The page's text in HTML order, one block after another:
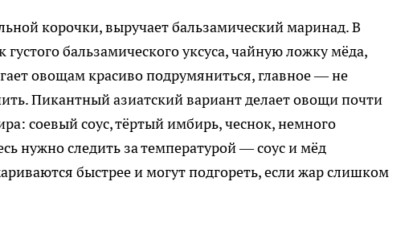
корочки, выручает бальзамический маринад. В
бальзамического уксуса, чайную ложку мёда,
овощам красиво подрумяниться, главное — не
Пикантный азиатский вариант делает овощи почти
соевый соус, тёртый имбирь, чеснок, немного
нужно следить за температурой — соус и мёд
быстрее и могут подгореть, если жар слишком